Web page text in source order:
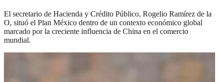
El secretario de Hacienda y Crédito Público, Rogelio Ramírez de la
O, situó el Plan México dentro de un contexto económico global
marcado por la creciente influencia de China en el comercio
mundial.